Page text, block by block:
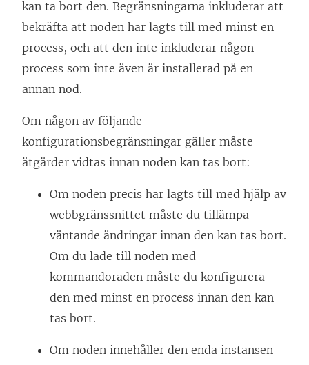
kan ta bort den. Begränsningarna inkluderar att
bekräfta att noden har lagts till med minst en
process, och att den inte inkluderar någon
process som inte även är installerad på en
annan nod.
Om någon av följande
konfigurationsbegränsningar gäller måste
åtgärder vidtas innan noden kan tas bort:
Om noden precis har lagts till med hjälp av
webbgränssnittet måste du tillämpa
väntande ändringar innan den kan tas bort.
Om du lade till noden med
kommandoraden måste du konfigurera
den med minst en process innan den kan
tas bort.
Om noden innehåller den enda instansen